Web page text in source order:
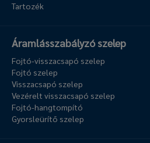
Tartozék
Áramlásszabályzó szelep
Fojtó-visszacsapó szelep
Fojtó szelep
Visszacsapó szelep
Vezérelt visszacsapó szelep
Fojtó-hangtompító
Gyorsleürítő szelep